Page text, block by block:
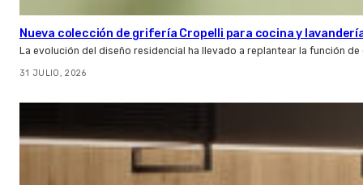
Nueva colección de grifería Cropelli para cocina y
La evolución del diseño residencial ha llevado a replantear la función
31 JULIO, 2026